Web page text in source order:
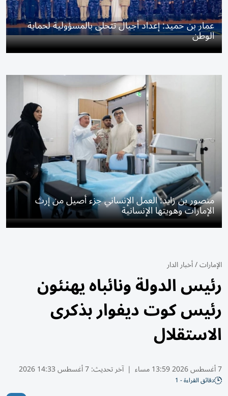
عمار بن حميد: إعداد أجيال تتحلى بالمسؤولية لحماية
الوطن
منصور بن زايد: العمل الإنساني جزء أصيل من إرث
الإمارات وهويتها الإنسانية
الإمارات/أخبار الدار
رئيس الدولة ونائباه يهنئون
رئيس كوت ديفوار بذكرى
الاستقلال
7 أغسطس 2026 13:59 مساء | آخر تحديث:7 أغسطس 14:33 2026
دقائق القراءة - 1